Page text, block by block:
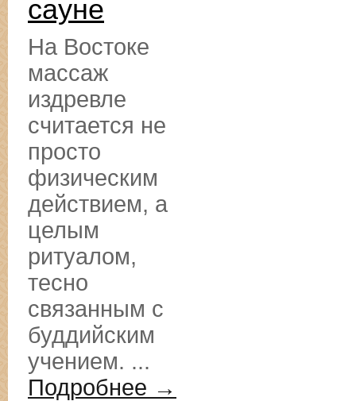
сауне
На Востоке
массаж
издревле
считается не
просто
физическим
действием, а
целым
ритуалом,
тесно
связанным с
буддийским
учением. ...
Подробнее →